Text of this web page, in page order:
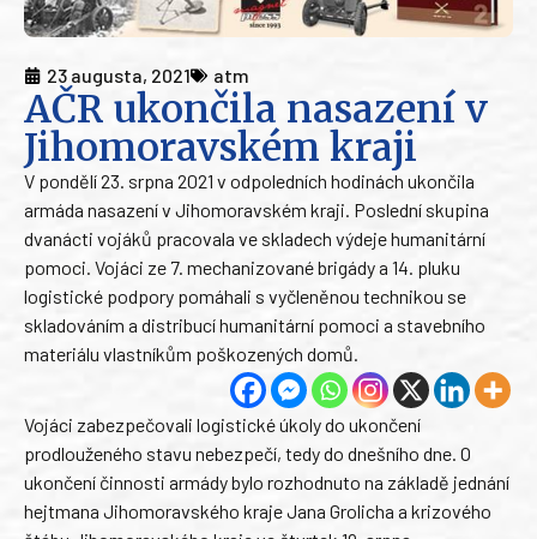
23 augusta, 2021 atm
AČR ukončila nasazení v
Jihomoravském kraji
V pondělí 23. srpna 2021 v odpoledních hodinách ukončila
armáda nasazení v Jihomoravském kraji. Poslední skupina
dvanácti vojáků pracovala ve skladech výdeje humanitární
pomoci. Vojáci ze 7. mechanizované brigády a 14. pluku
logistické podpory pomáhali s vyčleněnou technikou se
skladováním a distribucí humanitární pomoci a stavebního
materiálu vlastníkům poškozených domů.
Vojáci zabezpečovali logistické úkoly do ukončení
prodlouženého stavu nebezpečí, tedy do dnešního dne. O
ukončení činnosti armády bylo rozhodnuto na základě jednání
hejtmana Jihomoravského kraje Jana Grolicha a krizového